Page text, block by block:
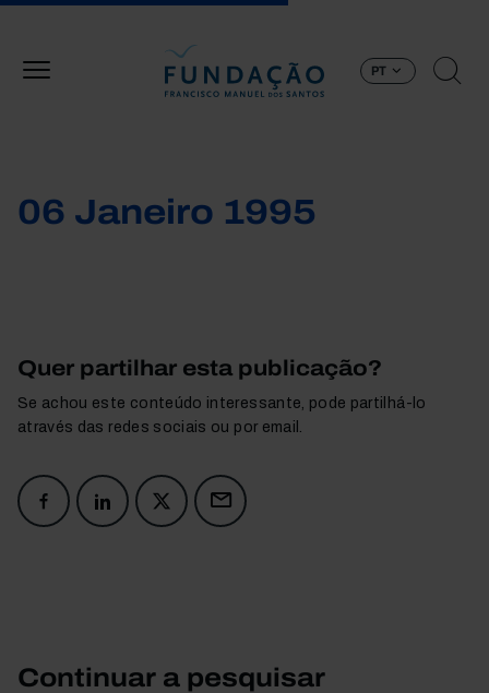
PT
06 Janeiro 1995
Quer partilhar esta publicação?
Se achou este conteúdo interessante, pode partilhá-lo
através das redes sociais ou por email.
Continuar a pesquisar